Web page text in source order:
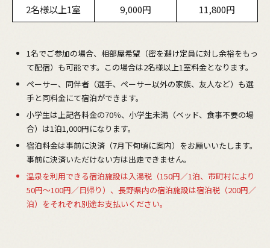
2名様以上1室
9,000円 11,800円
1名でご参加の場合、相部屋希望（密を避け定員に対し余裕をもっ
て配宿）も可能です。この場合は2名様以上1室料金となります。
ペーサー、同伴者（選手、ペーサー以外の家族、友人など）も選
手と同料金にて宿泊ができます。
小学生は上記各料金の70％、小学生未満（ベッド、食事不要の場
合）は1泊1,000円になります。
宿泊料金は事前に決済（7月下旬頃に案内）をお願いいたします。
事前に決済いただけない方は出走できません。
温泉を利用できる宿泊施設は入湯税（150円／1泊、市町村により
50円～100円／日帰り）、長野県内の宿泊施設は宿泊税（200円／
泊）をそれぞれ別途お支払いください。